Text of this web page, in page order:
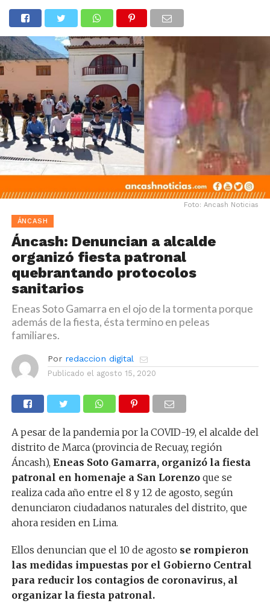
Foto: Ancash Noticias
ÁNCASH
Áncash: Denuncian a alcalde
organizó fiesta patronal
quebrantando protocolos
sanitarios
Eneas Soto Gamarra en el ojo de la tormenta porque
además de la fiesta, ésta termino en peleas
familiares.
Por redaccion digital
Publicado el agosto 15, 2020
A pesar de la pandemia por la COVID-19, el alcalde del
distrito de Marca (provincia de Recuay, región
Áncash), Eneas Soto Gamarra, organizó la fiesta
patronal en homenaje a San Lorenzoque se
realiza cada año entre el 8 y 12 de agosto, según
denunciaron ciudadanos naturales del distrito, que
ahora residen en Lima.
Ellos denuncian que el 10 de agosto se rompieron
las medidas impuestas por el Gobierno Central
para reducir los contagios de coronavirus, al
organizar la fiesta patronal.